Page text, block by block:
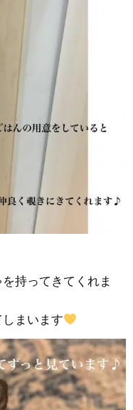
持ってきてくれま
まいます